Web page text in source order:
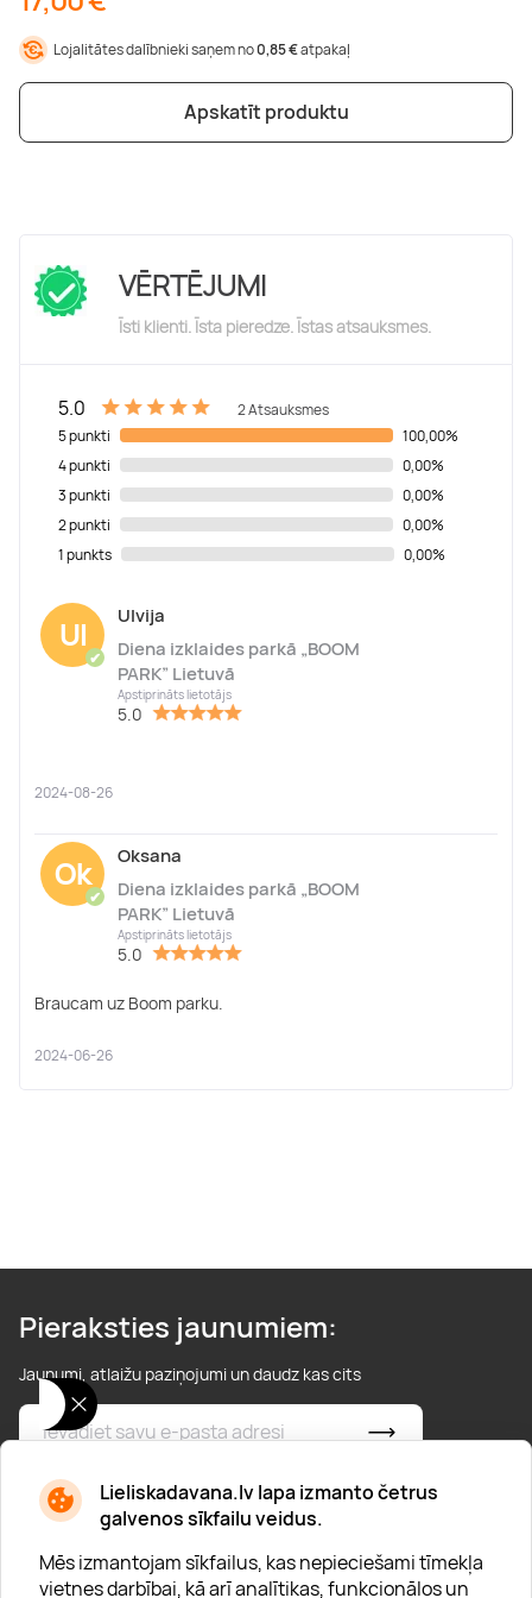
Lieliskadavana.lv lapa izmanto četrus
galvenos sīkfailu veidus.
Mēs izmantojam sīkfailus, kas nepieciešami tīmekļa
vietnes darbībai, kā arī analītikas, funkcionālos un
Kērlings
Vindsērfings
Deju nodarbības
Deguna un Nabas pīrsings
Lojalitātes dalībnieki saņem no0,85 €atpakaļ
Apskatīt produktu
VĒRTĒJUMI
Īsti klienti. Īsta pieredze. Īstas atsauksmes.
5.0
2 Atsauksmes
5 punkti
100,00%
4 punkti
0,00%
3 punkti
0,00%
2 punkti
0,00%
1 punkts
0,00%
Ul
✔
Ulvija
Diena izklaides parkā „BOOM
PARK” Lietuvā
Apstiprināts lietotājs
5.0
2024-08-26
Ok
✔
Oksana
Diena izklaides parkā „BOOM
PARK” Lietuvā
Apstiprināts lietotājs
5.0
Braucam uz Boom parku.
2024-06-26
Pieraksties jaunumiem:
Jaunumi, atlaižu paziņojumi un daudz kas cits
* Esmu iepazinies/usies ar privātuma politiku